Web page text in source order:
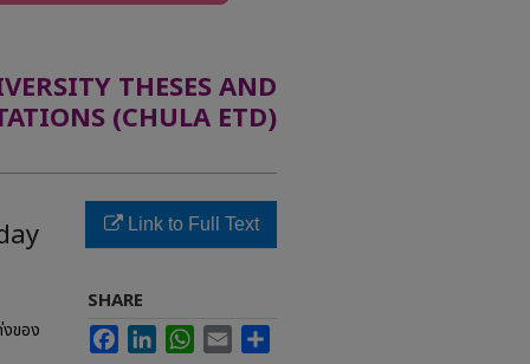
THESES AND
(CHULA ETD)
ของ
Link to Full Text
SHARE
FacebookLinkedInWhatsApp
Email